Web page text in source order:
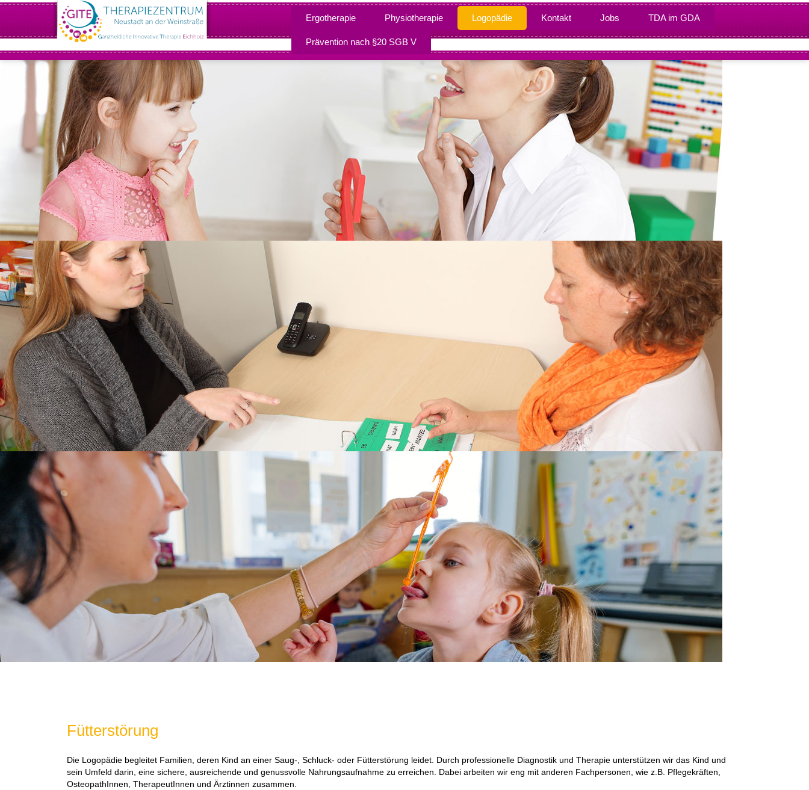
Ergotherapie Physiotherapie Logopädie Kontakt Jobs TDA im GDA
Prävention nach §20 SGB V
Fütterstörung
Die Logopädie begleitet Familien, deren Kind an einer Saug-, Schluck- oder Fütterstörung leidet. Durch professionelle Diagnostik und Therapie unterstützen wir das Kind und
sein Umfeld darin, eine sichere, ausreichende und genussvolle Nahrungsaufnahme zu erreichen. Dabei arbeiten wir eng mit anderen Fachpersonen, wie z.B. Pflegekräften,
OsteopathInnen, TherapeutInnen und Ärztinnen zusammen.